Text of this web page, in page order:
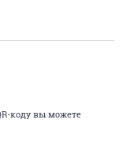
коду вы можете